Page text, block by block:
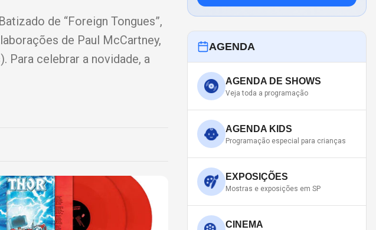
de “Foreign Tongues”,
de Paul McCartney,
Para celebrar a novidade, a
AGENDA
AGENDA DE SHOWS
Veja toda a programação
AGENDA KIDS
Programação especial para crianças
EXPOSIÇÕES
Mostras e exposições em SP
CINEMA